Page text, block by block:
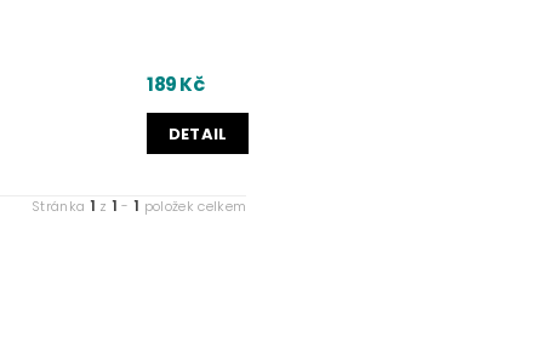
189 Kč
DETAIL
Stránka 1 z 1 -1 položek celkem